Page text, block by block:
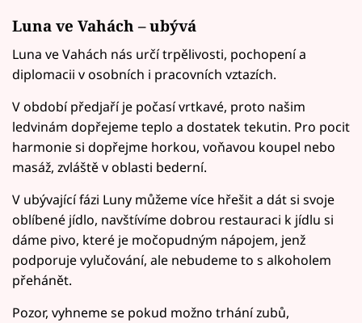
Luna ve Vahách – ubývá
Luna ve Vahách nás určí trpělivosti, pochopení a
diplomacii v osobních i pracovních vztazích.
V období předjaří je počasí vrtkavé, proto našim
ledvinám dopřejeme teplo a dostatek tekutin. Pro pocit
harmonie si dopřejme horkou, voňavou koupel nebo
masáž, zvláště v oblasti bederní.
V ubývající fázi Luny můžeme více hřešit a dát si svoje
oblíbené jídlo, navštívíme dobrou restauraci k jídlu si
dáme pivo, které je močopudným nápojem, jenž
podporuje vylučování, ale nebudeme to s alkoholem
přehánět.
Pozor, vyhneme se pokud možno trhání zubů,